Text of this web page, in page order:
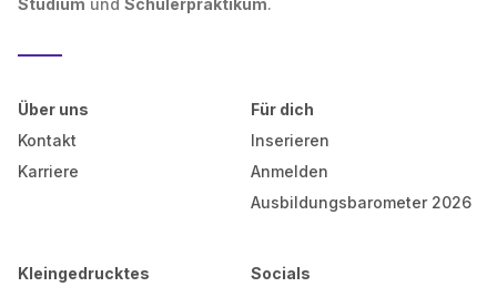
Studium und Schülerpraktikum.
Über uns
Kontakt
Karriere
Für dich
Inserieren
Anmelden
Ausbildungsbarometer 2026
Kleingedrucktes
Socials